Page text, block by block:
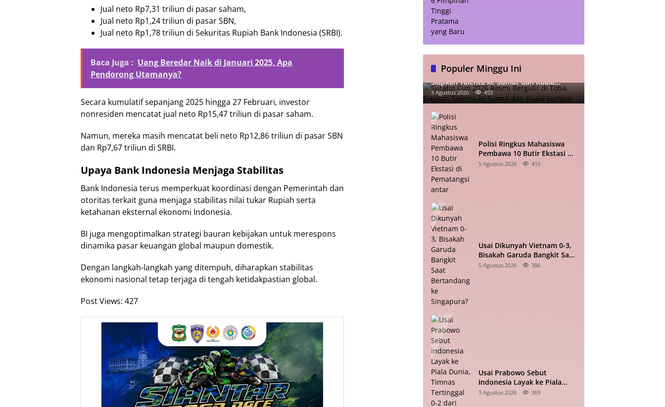
Jual neto Rp7,31 triliun di pasar saham,
Jual neto Rp1,24 triliun di pasar SBN,
Jual neto Rp1,78 triliun di Sekuritas Rupiah Bank Indonesia (SRBI).
Baca Juga : Uang Beredar Naik di Januari 2025, Apa
Pendorong Utamanya?
Secara kumulatif sepanjang 2025 hingga 27 Februari, investor
nonresiden mencatat jual neto Rp15,47 triliun di pasar saham.
Namun, mereka masih mencatat beli neto Rp12,86 triliun di pasar SBN
dan Rp7,67 triliun di SRBI.
Upaya Bank Indonesia Menjaga Stabilitas
Bank Indonesia terus memperkuat koordinasi dengan Pemerintah dan
otoritas terkait guna menjaga stabilitas nilai tukar Rupiah serta
ketahanan eksternal ekonomi Indonesia.
BI juga mengoptimalkan strategi bauran kebijakan untuk merespons
dinamika pasar keuangan global maupun domestik.
Dengan langkah-langkah yang ditempuh, diharapkan stabilitas
ekonomi nasional tetap terjaga di tengah ketidakpastian global.
Post Views: 427
Populer Minggu Ini
Suratin Cup 2026 Resmi Bergulir di Toba,
Siapkan Talenta ke Sumut dan Kuala
Lumpur
3 Agustus 2026 453
Polisi Ringkus Mahasiswa
Pembawa 10 Butir Ekstasi di
Pematangsiantar
5 Agustus 2026 415
Usai Dikunyah Vietnam 0-3,
Bisakah Garuda Bangkit Saat
Bertandang ke Singapura?
5 Agustus 2026 386
Usai Prabowo Sebut
Indonesia Layak ke Piala
Dunia, Timnas Tertinggal 0-2
3 Agustus 2026 369